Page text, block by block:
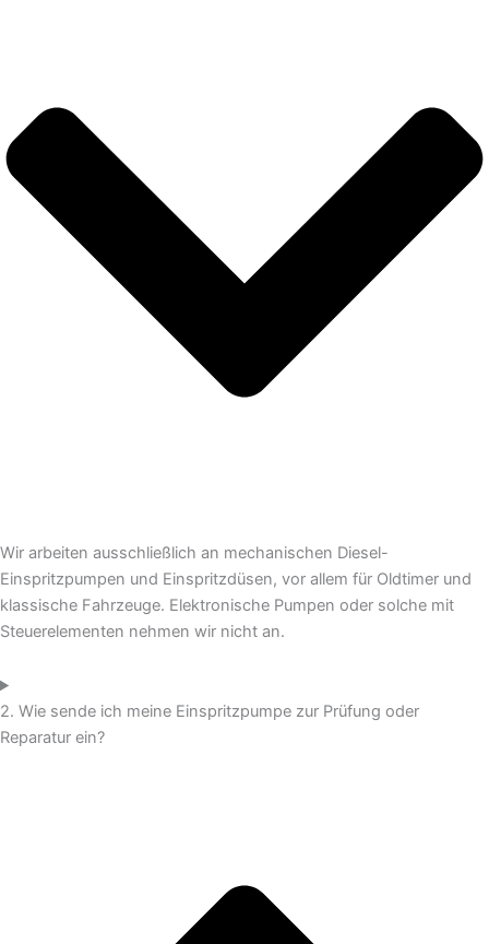
Wir arbeiten ausschließlich an mechanischen Diesel-
Einspritzpumpen und Einspritzdüsen, vor allem für Oldtimer und
klassische Fahrzeuge. Elektronische Pumpen oder solche mit
Steuerelementen nehmen wir nicht an.
2. Wie sende ich meine Einspritzpumpe zur Prüfung oder
Reparatur ein?